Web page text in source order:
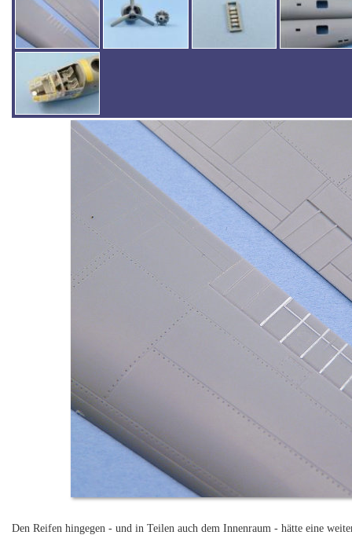
Den Reifen hingegen - und in Teilen auch dem Innenraum - hätte eine